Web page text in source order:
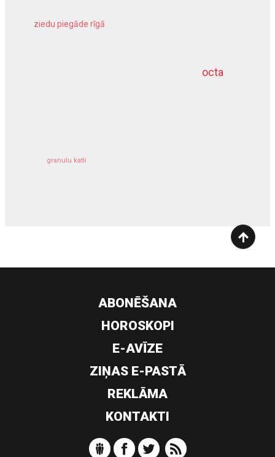
octa
ziedu piegāde rīgā
granulu katli
dziļurbums
ABONĒŠANA
HOROSKOPI
E-AVĪZE
ZIŅAS E-PASTĀ
REKLĀMA
KONTAKTI